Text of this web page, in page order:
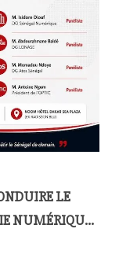
LE
NUMÉRIQUE